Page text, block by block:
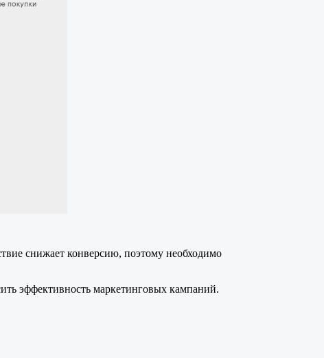
снижает конверсию, поэтому необходимо
эффективность маркетинговых кампаний.